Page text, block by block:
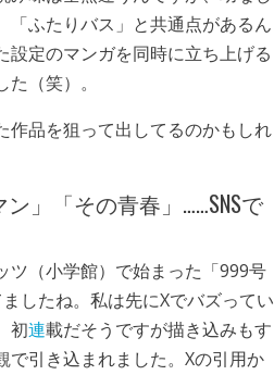
「ふたりバス」と共通点があるん
設定のマンガを同時に立ち上げる
（笑）。
作品を狙って出してるのかもしれ
ン」「その青春」……SNSで
ツ（小学館）で始まった「999号
したね。私は先にXでバズってい
初連載だそうですが描き込みもす
で引き込まれました。Xの引用か